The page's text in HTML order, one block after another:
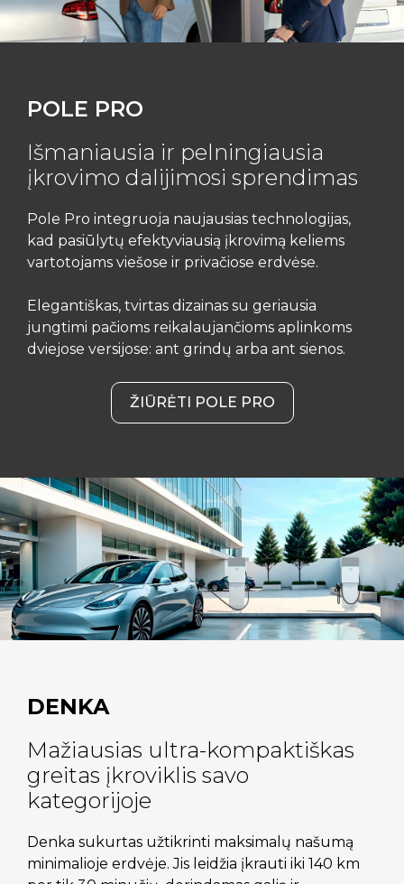
POLE PRO
Išmaniausia ir pelningiausia
įkrovimo dalijimosi sprendimas
Pole Pro integruoja naujausias technologijas,
kad pasiūlytų efektyviausią įkrovimą keliems
vartotojams viešose ir privačiose erdvėse.
Elegantiškas, tvirtas dizainas su geriausia
jungtimi pačioms reikalaujančioms aplinkoms
dviejose versijose: ant grindų arba ant sienos.
ŽIŪRĖTI POLE PRO
DENKA
Mažiausias ultra-kompaktiškas
greitas įkroviklis savo
kategorijoje
Denka sukurtas užtikrinti maksimalų našumą
minimalioje erdvėje. Jis leidžia įkrauti iki 140 km